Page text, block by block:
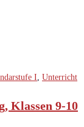
I Unterricht
Klassen 9-10